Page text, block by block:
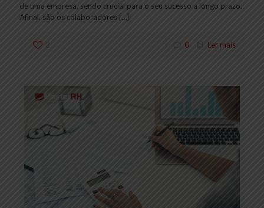
de uma empresa, sendo crucial para o seu sucesso a longo prazo.
Afinal, são os colaboradores […]
2 0 Ler mais